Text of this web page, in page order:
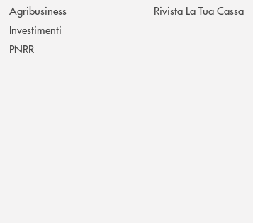
Agribusiness
Investimenti
PNRR
Rivista La Tua Cassa